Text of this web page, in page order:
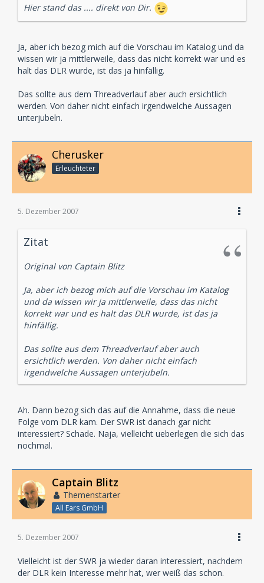
Hier stand das .... direkt von Dir.
Ja, aber ich bezog mich auf die Vorschau im Katalog und da
wissen wir ja mittlerweile, dass das nicht korrekt war und es
halt das DLR wurde, ist das ja hinfällig.
Das sollte aus dem Threadverlauf aber auch ersichtlich
werden. Von daher nicht einfach irgendwelche Aussagen
unterjubeln.
Cherusker
Erleuchteter
5. Dezember 2007
Zitat
Original von Captain Blitz
Ja, aber ich bezog mich auf die Vorschau im Katalog
und da wissen wir ja mittlerweile, dass das nicht
korrekt war und es halt das DLR wurde, ist das ja
hinfällig.
Das sollte aus dem Threadverlauf aber auch
ersichtlich werden. Von daher nicht einfach
irgendwelche Aussagen unterjubeln.
Ah. Dann bezog sich das auf die Annahme, dass die neue
Folge vom DLR kam. Der SWR ist danach gar nicht
interessiert? Schade. Naja, vielleicht ueberlegen die sich das
nochmal.
Captain Blitz
Themenstarter
All Ears GmbH
5. Dezember 2007
Vielleicht ist der SWR ja wieder daran interessiert, nachdem
der DLR kein Interesse mehr hat, wer weiß das schon.